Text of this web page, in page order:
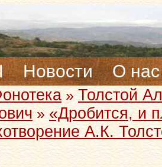
Новости О нас
»Толстой
» «Дробится, и
А.К.